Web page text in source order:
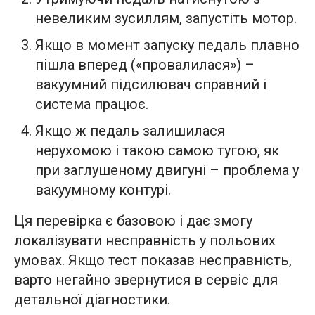
невеликим зусиллям, запустіть мотор.
Якщо в момент запуску педаль плавно
пішла вперед («провалилася») –
вакуумний підсилювач справний і
система працює.
Якщо ж педаль залишилася
нерухомою і такою самою тугою, як
при заглушеному двигуні – проблема у
вакуумному контурі.
Ця перевірка є базовою і дає змогу
локалізувати несправність у польових
умовах. Якщо тест показав несправність,
варто негайно звернутися в сервіс для
детальної діагностики.